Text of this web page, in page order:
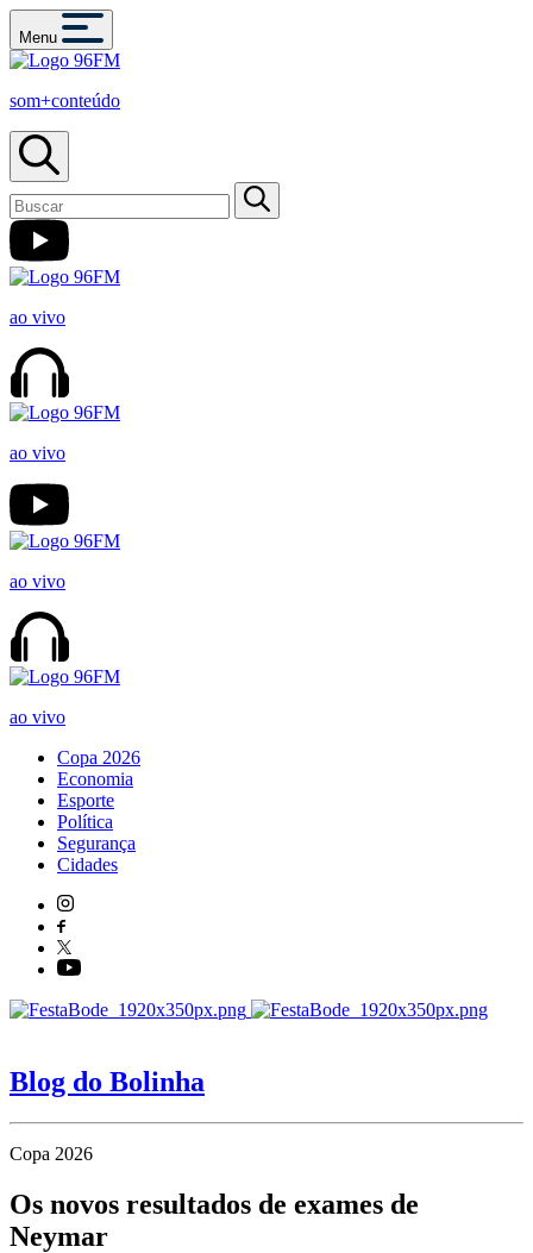
Menu
som+conteúdo
ao vivo
ao vivo
ao vivo
ao vivo
Copa 2026
Economia
Esporte
Política
Segurança
Cidades
Blog do Bolinha
Copa 2026
Os novos resultados de exames de
Neymar